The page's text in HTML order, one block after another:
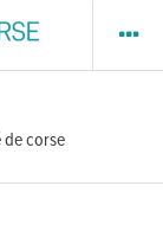
de corse